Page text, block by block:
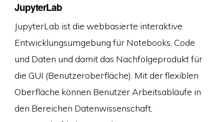
JupyterLab
JupyterLab ist die webbasierte interaktive
Entwicklungsumgebung für Notebooks, Code
und Daten und damit das Nachfolgeprodukt für
die GUI (Benutzeroberfläche). Mit der flexiblen
Oberfläche können Benutzer Arbeitsabläufe in
den Bereichen Datenwissenschaft,